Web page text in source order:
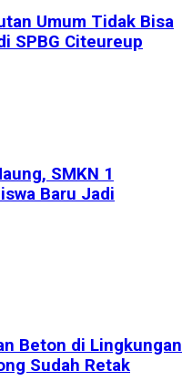
Umum Tidak Bisa
SPBG Citeureup
SMKN 1
Baru Jadi
Beton di Lingkungan
Sudah Retak